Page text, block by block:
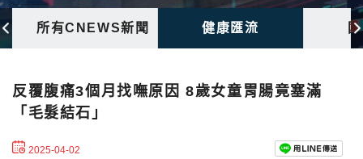
所有CNEWS新聞 健康匯流
反覆腹痛3個月找嘸原因 8歲女童胃腸竟塞滿
「毛髮結石」
2025-04-02